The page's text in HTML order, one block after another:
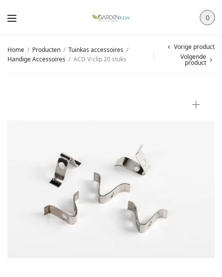
0
Home / Producten / Tuinkas accessoires /
Handige Accessoires / ACD V-clip 20 stuks
Vorige product
Volgende
product